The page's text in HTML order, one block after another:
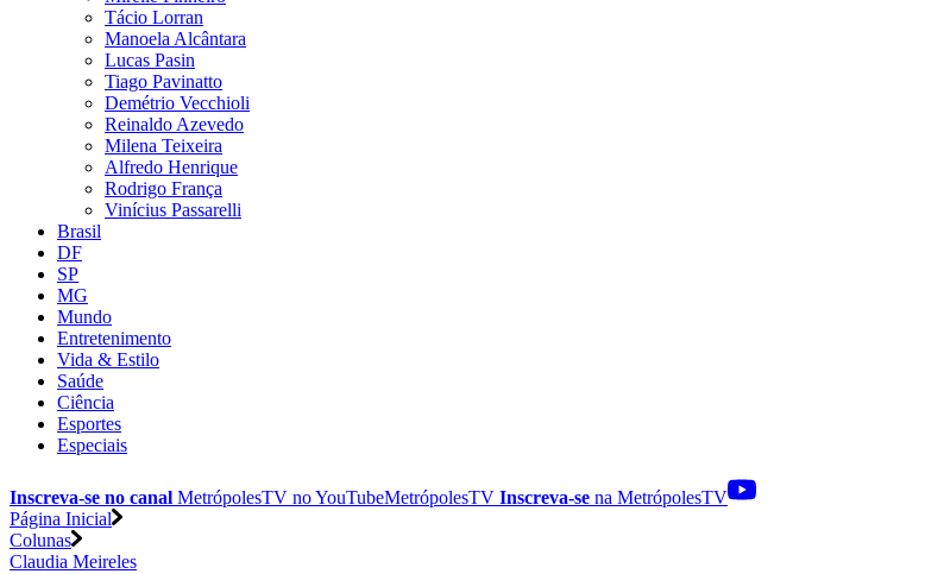
Tácio Lorran
Manoela Alcântara
Lucas Pasin
Tiago Pavinatto
Demétrio Vecchioli
Reinaldo Azevedo
Milena Teixeira
Alfredo Henrique
Rodrigo França
Vinícius Passarelli
Brasil
DF
SP
MG
Mundo
Entretenimento
Vida & Estilo
Saúde
Ciência
Esportes
Especiais
Inscreva-se no canal MetrópolesTV noYouTubeMetrópolesTV Inscreva-se na MetrópolesTV
Página Inicial
Colunas
Claudia Meireles